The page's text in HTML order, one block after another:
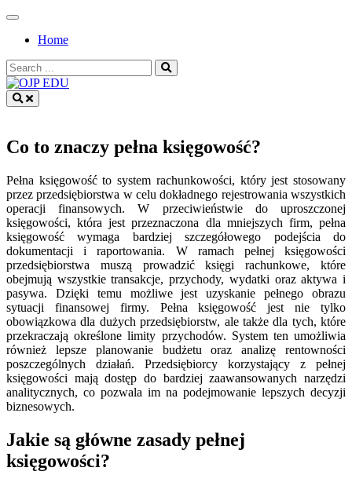
Skip
contentHome
Search
for:
Co to znaczy pełna księgowość?
Pełna księgowość to system rachunkowości, który jest stosowany
przez przedsiębiorstwa w celu dokładnego rejestrowania wszystkich
operacji finansowych. W przeciwieństwie do uproszczonej
księgowości, która jest przeznaczona dla mniejszych firm, pełna
księgowość wymaga bardziej szczegółowego podejścia do
dokumentacji i raportowania. W ramach pełnej księgowości
przedsiębiorstwa muszą prowadzić księgi rachunkowe, które
obejmują wszystkie transakcje, przychody, wydatki oraz aktywa i
pasywa. Dzięki temu możliwe jest uzyskanie pełnego obrazu
sytuacji finansowej firmy. Pełna księgowość jest nie tylko
obowiązkowa dla dużych przedsiębiorstw, ale także dla tych, które
przekraczają określone limity przychodów. System ten umożliwia
również lepsze planowanie budżetu oraz analizę rentowności
poszczególnych działań. Przedsiębiorcy korzystający z pełnej
księgowości mają dostęp do bardziej zaawansowanych narzędzi
analitycznych, co pozwala im na podejmowanie lepszych decyzji
biznesowych.
Jakie są główne zasady pełnej
księgowości?